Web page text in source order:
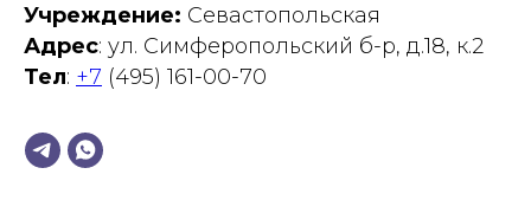
Учреждение: Севастопольская
Адрес: ул. Симферопольский б-р, д.18, к.2
Тел: +7 (495) 161-00-70